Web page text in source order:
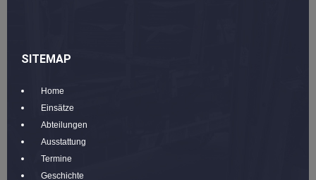
SITEMAP
Home
Einsätze
Abteilungen
Ausstattung
Termine
Geschichte